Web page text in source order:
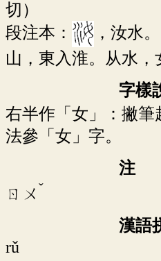
切）
段注本：
，汝水
山，東入淮。从水，
字樣
右半作「女」：撇筆
法參「女」字。
注
ㄖㄨ ˇ
漢語
rǔ